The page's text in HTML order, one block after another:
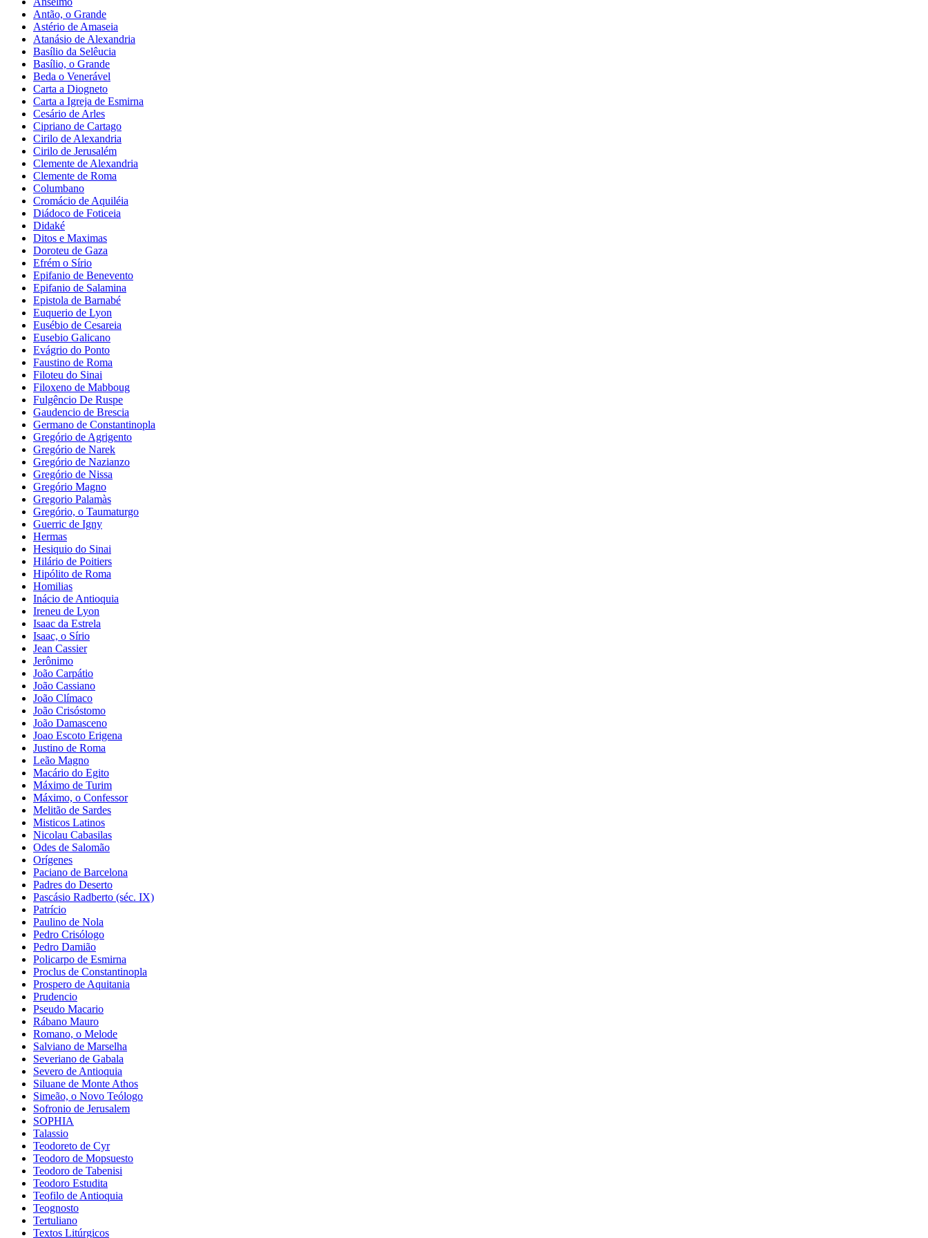
Antão, o Grande
Astério de Amaseia
Atanásio de Alexandria
Basílio da Selêucia
Basílio, o Grande
Beda o Venerável
Carta a Diogneto
Carta a Igreja de Esmirna
Cesário de Arles
Cipriano de Cartago
Cirilo de Alexandria
Cirilo de Jerusalém
Clemente de Alexandria
Clemente de Roma
Columbano
Cromácio de Aquiléia
Diádoco de Foticeia
Didaké
Ditos e Maximas
Doroteu de Gaza
Efrém o Sírio
Epifanio de Benevento
Epifanio de Salamina
Epistola de Barnabé
Euquerio de Lyon
Eusébio de Cesareia
Eusebio Galicano
Evágrio do Ponto
Faustino de Roma
Filoteu do Sinai
Filoxeno de Mabboug
Fulgêncio De Ruspe
Gaudencio de Brescia
Germano de Constantinopla
Gregório de Agrigento
Gregório de Narek
Gregório de Nazianzo
Gregório de Nissa
Gregório Magno
Gregorio Palamàs
Gregório, o Taumaturgo
Guerric de Igny
Hermas
Hesiquio do Sinai
Hilário de Poitiers
Hipólito de Roma
Homilias
Inácio de Antioquia
Ireneu de Lyon
Isaac da Estrela
Isaac, o Sírio
Jean Cassier
Jerônimo
João Carpátio
João Cassiano
João Clímaco
João Crisóstomo
João Damasceno
Joao Escoto Erigena
Justino de Roma
Leão Magno
Macário do Egito
Máximo de Turim
Máximo, o Confessor
Melitão de Sardes
Misticos Latinos
Nicolau Cabasilas
Odes de Salomão
Orígenes
Paciano de Barcelona
Padres do Deserto
Pascásio Radberto (séc. IX)
Patrício
Paulino de Nola
Pedro Crisólogo
Pedro Damião
Policarpo de Esmirna
Proclus de Constantinopla
Prospero de Aquitania
Prudencio
Pseudo Macario
Rábano Mauro
Romano, o Melode
Salviano de Marselha
Severiano de Gabala
Severo de Antioquia
Siluane de Monte Athos
Simeão, o Novo Teólogo
Sofronio de Jerusalem
SOPHIA
Talassio
Teodoreto de Cyr
Teodoro de Mopsuesto
Teodoro de Tabenisi
Teodoro Estudita
Teofilo de Antioquia
Teognosto
Tertuliano
Textos Litúrgicos